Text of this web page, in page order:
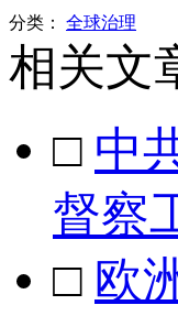
分类： 全球治理
相关文
□ 中
督察
□ 欧